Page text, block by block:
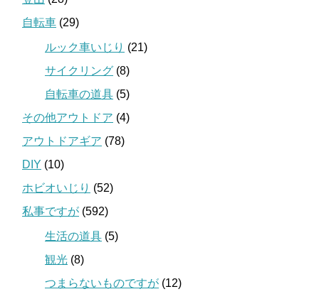
自転車 (29)
ルック車いじり (21)
サイクリング (8)
自転車の道具 (5)
その他アウトドア (4)
アウトドアギア (78)
DIY (10)
ホビオいじり (52)
私事ですが (592)
生活の道具 (5)
観光 (8)
つまらないものですが (12)